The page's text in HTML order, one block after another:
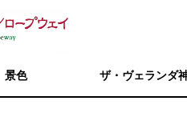
景色 ザ・ヴェランダ